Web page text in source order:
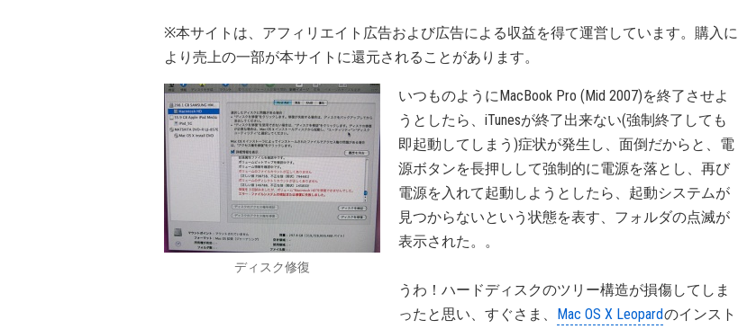
※本サイトは、アフィリエイト広告および広告による収益を得て運営しています。購入に
より売上の一部が本サイトに還元されることがあります。
ディスク修復
いつものようにMacBook Pro (Mid 2007)を終了させよ
うとしたら、iTunesが終了出来ない(強制終了しても
即起動してしまう)症状が発生し、面倒だからと、電
源ボタンを長押しして強制的に電源を落とし、再び
電源を入れて起動しようとしたら、起動システムが
見つからないという状態を表す、フォルダの点滅が
表示された。。
うわ！ハードディスクのツリー構造が損傷してしま
ったと思い、すぐさま、 Mac OS X Leopardのインスト